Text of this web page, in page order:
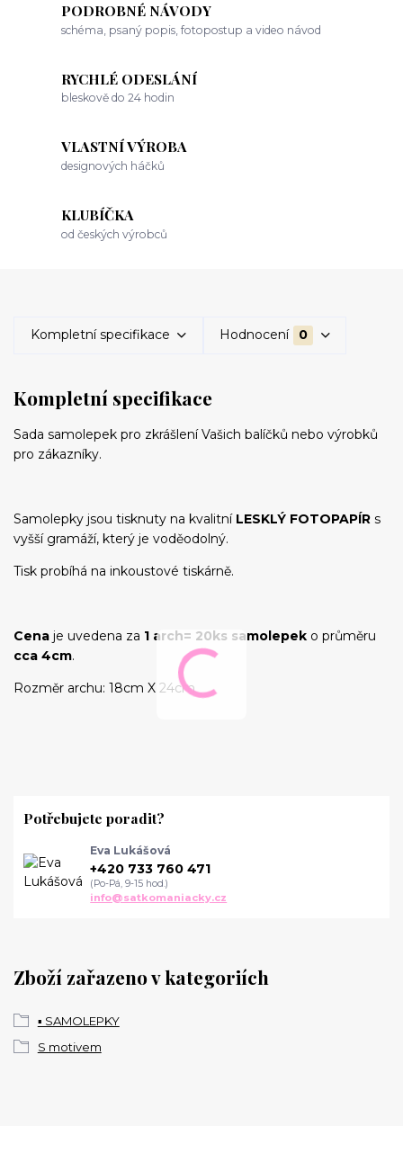
PODROBNÉ NÁVODY
schéma, psaný popis, fotopostup a video návod
RYCHLÉ ODESLÁNÍ
bleskově do 24 hodin
VLASTNÍ VÝROBA
designových háčků
KLUBÍČKA
od českých výrobců
Kompletní specifikace Hodnocení 0
Kompletní specifikace
Sada samolepek pro zkrášlení Vašich balíčků nebo výrobků
pro zákazníky.
Samolepky jsou tisknuty na kvalitní LESKLÝ FOTOPAPÍR s
vyšší gramáží, který je voděodolný.
Tisk probíhá na inkoustové tiskárně.
Cena je uvedena za 1 arch= 20ks samolepek o průměru
cca 4cm.
Rozměr archu: 18cm X 24cm
Zboží zařazeno v kategoriích
▪️ SAMOLEPKY
S motivem
Potřebujete poradit?
Eva Lukášová
+420 733 760 471
(Po-Pá, 9-15 hod.)
info@satkomaniacky.cz